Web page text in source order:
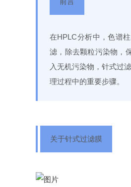
在HPLC分析中，色谱
滤，除去颗粒污染物，
入无机污染物，针式过
理过程中的重要步骤。
关于针式过滤膜